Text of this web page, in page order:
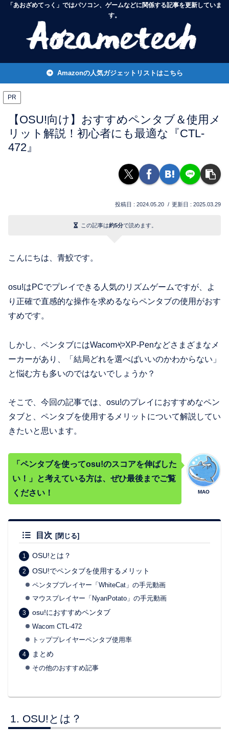
「あおざめてっく」ではパソコン、ゲームなどに関係する記事を更新していま
す。
Amazonの人気ガジェットリストはこちら
PR
【OSU!向け】おすすめペンタブ＆使用メ
リット解説！初心者にも最適な『CTL-
472』
2024.05.20 2025.03.29
この記事は約5分で読めます。
こんにちは、青鮫です。
osu!はPCでプレイできる人気のリズムゲームですが、よ
り正確で直感的な操作を求めるならペンタブの使用がおす
すめです。
しかし、ペンタブにはWacomやXP-Penなどさまざまなメ
ーカーがあり、「結局どれを選べばいいのかわからない」
と悩む方も多いのではないでしょうか？
そこで、今回の記事では、osu!のプレイにおすすめなペン
タブと、ペンタブを使用するメリットについて解説してい
きたいと思います。
MAO
「ペンタブを使ってosu!のスコアを伸ばした
い！」と考えている方は、ぜひ最後までご覧
ください！
目次
OSU!とは？
OSU!でペンタブを使用するメリット
ペンタブプレイヤー「WhiteCat」の手元動画
マウスプレイヤー「NyanPotato」の手元動画
osu!におすすめペンタブ
Wacom CTL-472
トッププレイヤーペンタブ使用率
まとめ
その他のおすすめ記事
OSU!とは？